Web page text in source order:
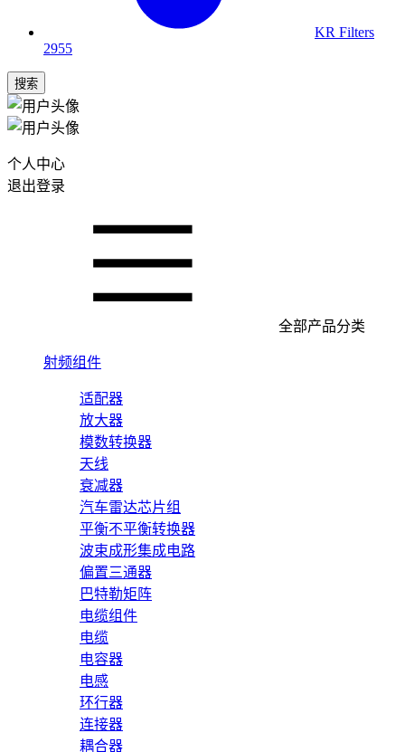
KR Filters
2955
搜索
个人中心
退出登录
全部产品分类
射频组件
适配器
放大器
模数转换器
天线
衰减器
汽车雷达芯片组
平衡不平衡转换器
波束成形集成电路
偏置三通器
巴特勒矩阵
电缆组件
电缆
电容器
电感
环行器
连接器
耦合器